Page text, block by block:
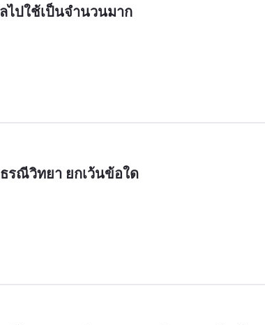
ไปใช้เป็นจำนวนมาก
รณีวิทยา ยกเว้นข้อใด